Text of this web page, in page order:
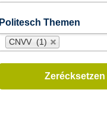
Politesch Themen
CNVV (1)